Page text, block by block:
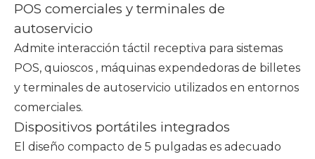
POS comerciales y terminales de
autoservicio
Admite interacción táctil receptiva para sistemas
POS, quioscos , máquinas expendedoras de billetes
y terminales de autoservicio utilizados en entornos
comerciales.
Dispositivos portátiles integrados
El diseño compacto de 5 pulgadas es adecuado